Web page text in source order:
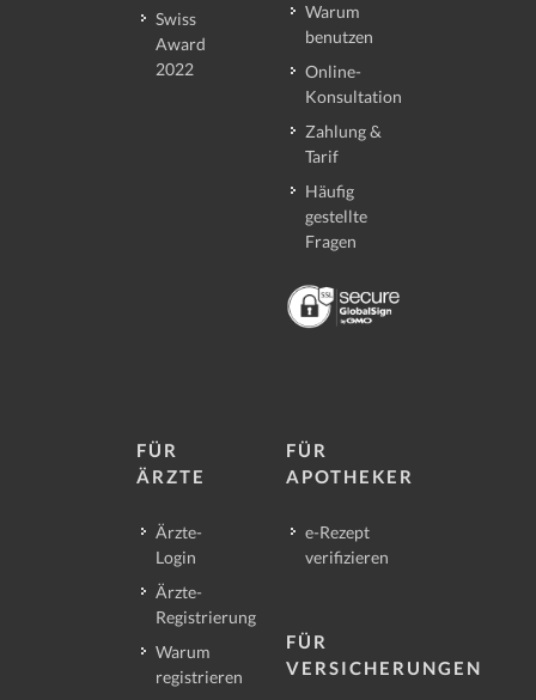
Swiss
Award
2022
Warum
benutzen
Online-
Konsultation
Zahlung &
Tarif
Häufig
gestellte
Fragen
FÜR
ÄRZTE
Ärzte-
Login
Ärzte-
Registrierung
Warum
registrieren
FÜR
APOTHEKER
e-Rezept
verifizieren
FÜR
VERSICHERUNGEN